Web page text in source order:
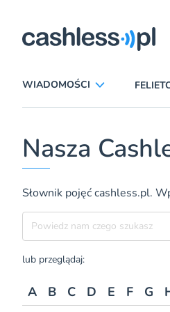
WIADOMOŚCI
CIEKAWOSTKI
PROMOCJE
TEMAT DNIA
Nasza
Słownik pojęć cashless.pl.
Szukane hasło
lub przeglądaj:
A B C D E F G